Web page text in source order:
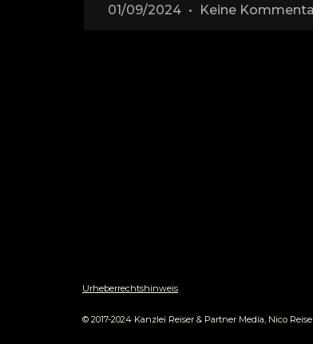
01/09/2024 Keine
Urheberrechtshinweis
© 2017-2024 Kanzlei Reiser & Partner Media, Nico